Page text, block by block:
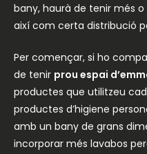
bany, haurà de tenir més
així com certa distribució
Per començar, si ho
de tenir prou espai
productes que utilitzeu
productes d’higiene
amb un bany de grans
incorporar més lavabos